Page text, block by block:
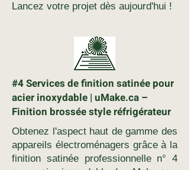
Lancez votre projet dès aujourd'hui !
#4 Services de finition satinée pour
acier inoxydable | uMake.ca –
Finition brossée style réfrigérateur
Obtenez l'aspect haut de gamme des
appareils électroménagers grâce à la
finition satinée professionnelle n° 4